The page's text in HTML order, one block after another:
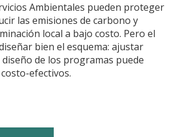
Ambientales pueden proteger
las emisiones de carbono y
local a bajo costo. Pero el
bien el esquema: ajustar
diseño de los programas puede
efectivos.